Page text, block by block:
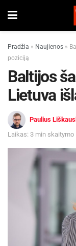
Pradžia » Naujienos »
poziciją
Baltijos
Lietuva
Paulius
Laikas: 3 min skaitymo